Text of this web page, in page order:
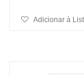
Adicionar à